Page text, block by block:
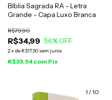
Bíblia Sagrada RA - Letra
Grande - Capa Luxo Branca
R$34,99
R$79,90
56% OFF
2x de R$17,50 sem juros
R$33,94 com Pix
1 /10